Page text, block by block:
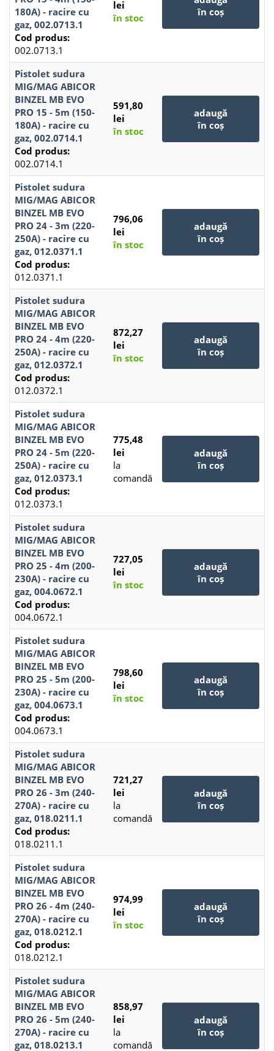
180A) - racire cu
gaz, 002.0713.1
Cod produs:
002.0713.1
lei
în stoc
în coș
Pistolet sudura
MIG/MAG ABICOR
BINZEL MB EVO
PRO 15 - 5m (150-
180A) - racire cu
gaz, 002.0714.1
Cod produs:
002.0714.1
591,80
lei
în stoc
adaugă
în coș
Pistolet sudura
MIG/MAG ABICOR
BINZEL MB EVO
PRO 24 - 3m (220-
250A) - racire cu
gaz, 012.0371.1
Cod produs:
012.0371.1
796,06
lei
în stoc
adaugă
în coș
Pistolet sudura
MIG/MAG ABICOR
BINZEL MB EVO
PRO 24 - 4m (220-
250A) - racire cu
gaz, 012.0372.1
Cod produs:
012.0372.1
872,27
lei
în stoc
adaugă
în coș
Pistolet sudura
MIG/MAG ABICOR
BINZEL MB EVO
PRO 24 - 5m (220-
250A) - racire cu
gaz, 012.0373.1
Cod produs:
012.0373.1
775,48
lei
la
comandă
adaugă
în coș
Pistolet sudura
MIG/MAG ABICOR
BINZEL MB EVO
PRO 25 - 4m (200-
230A) - racire cu
gaz, 004.0672.1
Cod produs:
004.0672.1
727,05
lei
în stoc
adaugă
în coș
Pistolet sudura
MIG/MAG ABICOR
BINZEL MB EVO
PRO 25 - 5m (200-
230A) - racire cu
gaz, 004.0673.1
Cod produs:
004.0673.1
798,60
lei
în stoc
adaugă
în coș
Pistolet sudura
MIG/MAG ABICOR
BINZEL MB EVO
PRO 26 - 3m (240-
270A) - racire cu
gaz, 018.0211.1
Cod produs:
018.0211.1
721,27
lei
la
comandă
adaugă
în coș
Pistolet sudura
MIG/MAG ABICOR
BINZEL MB EVO
PRO 26 - 4m (240-
270A) - racire cu
gaz, 018.0212.1
Cod produs:
018.0212.1
974,99
lei
în stoc
adaugă
în coș
Pistolet sudura
MIG/MAG ABICOR
BINZEL MB EVO
PRO 26 - 5m (240-
270A) - racire cu
gaz, 018.0213.1
858,97
lei
la
comandă
adaugă
în coș